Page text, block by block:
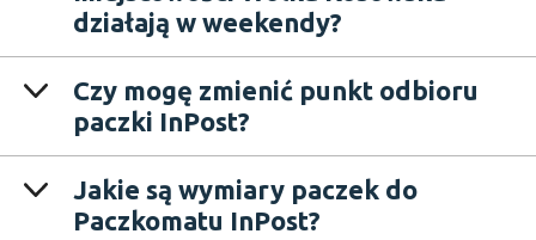
działają w weekendy?
Czy mogę zmienić punkt odbioru
paczki InPost?
Jakie są wymiary paczek do
Paczkomatu InPost?